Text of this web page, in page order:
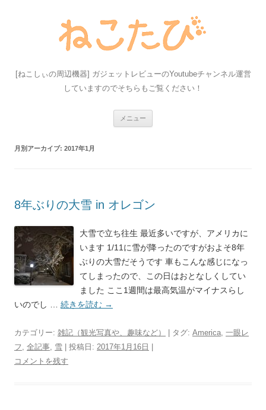
[ねこしぃの周辺機器] ガジェットレビューのYoutubeチャンネル運営
していますのでそちらもご覧ください！
メニュー
月別アーカイブ: 2017年1月
8年ぶりの大雪 in オレゴン
大雪で立ち往生 最近多いですが、アメリカに
います 1/11に雪が降ったのですがおよそ8年
ぶりの大雪だそうです 車もこんな感じになっ
てしまったので、この日はおとなしくしてい
ました ここ1週間は最高気温がマイナスらし
いのでし … 続きを読む →
カテゴリー: 雑記（観光写真や、趣味など） | タグ: America, 一眼レ
フ, 全記事, 雪 | 投稿日: 2017年1月16日
コメントを残す